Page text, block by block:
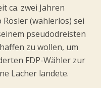
ca. zwei Jahren
(wählerlos) sei
pseudodreisten
zu wollen, um
FDP-Wähler zur
Lacher landete.